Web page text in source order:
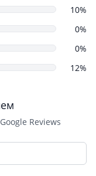
10%
0%
0%
12%
Reviews